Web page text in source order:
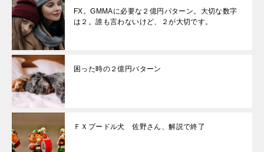
FX。GMMAに必要な２億円パターン。大切な数字
は２。誰も言わないけど、２が大切です。
困った時の２億円パターン
ＦＸプードル犬 佐野さん、解説で終了